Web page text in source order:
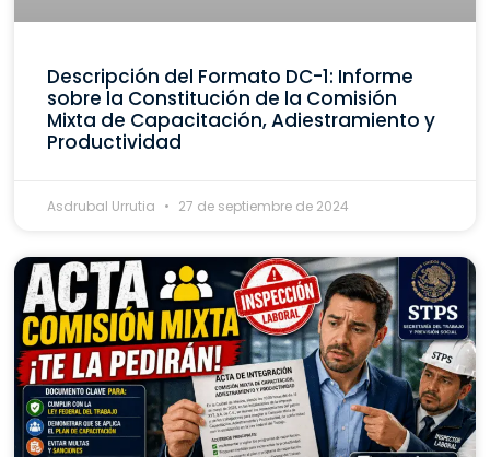
Descripción del Formato DC-1: Informe
sobre la Constitución de la Comisión
Mixta de Capacitación, Adiestramiento y
Productividad
Asdrubal Urrutia 27 de septiembre de 2024